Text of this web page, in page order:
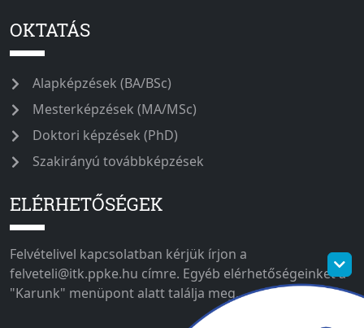
OKTATÁS
Alapképzések (BA/BSc)
Mesterképzések (MA/MSc)
Doktori képzések (PhD)
Szakirányú továbbképzések
ELÉRHETŐSÉGEK
Felvételivel kapcsolatban kérjük írjon a
felveteli@itk.ppke.hu címre. Egyéb elérhetőségeinket a
"Karunk" menüpont alatt találja meg.